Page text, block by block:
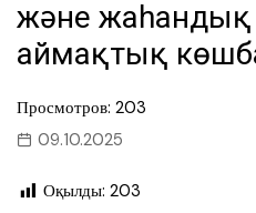
және жаһандық
аймақтық
Просмотров: 203
09.10.2025
Оқылды: 203